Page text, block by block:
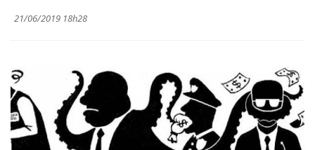
21/06/2019 18h28